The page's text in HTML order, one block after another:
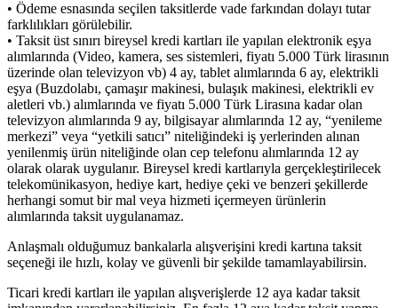
• Ödeme esnasında seçilen taksitlerde vade farkından dolayı tutar
farklılıkları görülebilir.
• Taksit üst sınırı bireysel kredi kartları ile yapılan elektronik eşya
alımlarında (Video, kamera, ses sistemleri, fiyatı 5.000 Türk lirasının
üzerinde olan televizyon vb) 4 ay, tablet alımlarında 6 ay, elektrikli
eşya (Buzdolabı, çamaşır makinesi, bulaşık makinesi, elektrikli ev
aletleri vb.) alımlarında ve fiyatı 5.000 Türk Lirasına kadar olan
televizyon alımlarında 9 ay, bilgisayar alımlarında 12 ay, “yenileme
merkezi” veya “yetkili satıcı” niteliğindeki iş yerlerinden alınan
yenilenmiş ürün niteliğinde olan cep telefonu alımlarında 12 ay
olarak olarak uygulanır. Bireysel kredi kartlarıyla gerçekleştirilecek
telekomünikasyon, hediye kart, hediye çeki ve benzeri şekillerde
herhangi somut bir mal veya hizmeti içermeyen ürünlerin
alımlarında taksit uygulanamaz.
Anlaşmalı olduğumuz bankalarla alışverişini kredi kartına taksit
seçeneği ile hızlı, kolay ve güvenli bir şekilde tamamlayabilirsin.
Ticari kredi kartları ile yapılan alışverişlerde 12 aya kadar taksit